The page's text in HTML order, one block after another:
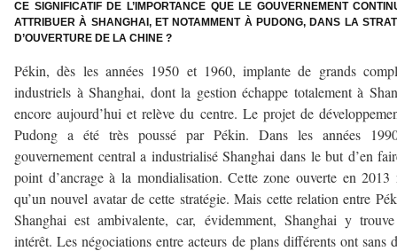
CE SIGNIFICATIF DE L’IMPORTANCE QUE LE GOUVERNEMENT
ATTRIBUER À SHANGHAI, ET NOTAMMENT À PUDONG, DANS LA
D’OUVERTURE DE LA CHINE ?
Pékin, dès les années 1950 et 1960, implante de grands
industriels à Shanghai, dont la gestion échappe totalement à
encore aujourd’hui et relève du centre. Le projet de
Pudong a été très poussé par Pékin. Dans les années
gouvernement central a industrialisé Shanghai dans le but d’en
point d’ancrage à la mondialisation. Cette zone ouverte en 2013
qu’un nouvel avatar de cette stratégie. Mais cette relation entre
Shanghai est ambivalente, car, évidemment, Shanghai y
intérêt. Les négociations entre acteurs de plans différents ont sans